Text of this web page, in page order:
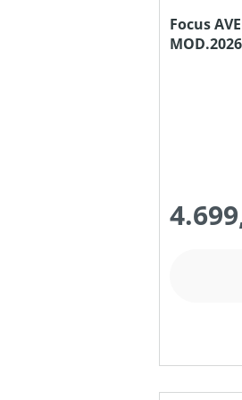
Focus
MOD.2026